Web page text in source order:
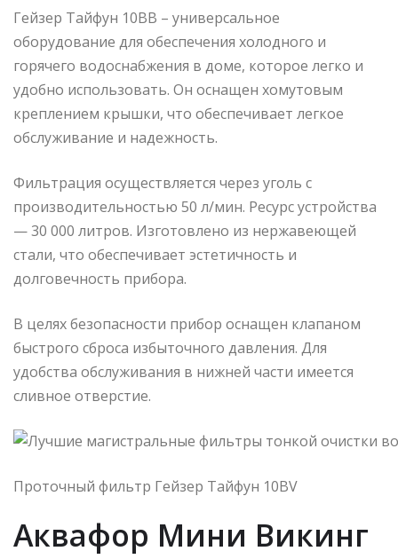
Гейзер Тайфун 10ВВ – универсальное
оборудование для обеспечения холодного и
горячего водоснабжения в доме, которое легко и
удобно использовать. Он оснащен хомутовым
креплением крышки, что обеспечивает легкое
обслуживание и надежность.
Фильтрация осуществляется через уголь с
производительностью 50 л/мин. Ресурс устройства
— 30 000 литров. Изготовлено из нержавеющей
стали, что обеспечивает эстетичность и
долговечность прибора.
В целях безопасности прибор оснащен клапаном
быстрого сброса избыточного давления. Для
удобства обслуживания в нижней части имеется
сливное отверстие.
Проточный фильтр Гейзер Тайфун 10BV
Аквафор Мини Викинг